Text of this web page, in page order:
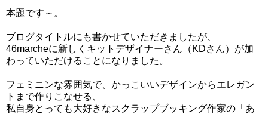
本題です～。
ブログタイトルにも書かせていただきましたが、
46marcheに新しくキットデザイナーさん（KDさん）が加
わっていただけることになりました。
フェミニンな雰囲気で、かっこいいデザインからエレガン
トまで作りこなせる、
私自身とっても大好きなスクラップブッキング作家の「あ